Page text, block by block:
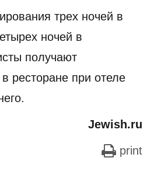
трех ночей в
ночей в
получают
ресторане при отеле
Jewish.ru
print